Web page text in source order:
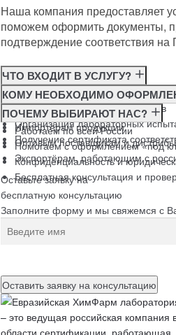
Наша компания предоставляет
поможем оформить документы,
подтверждение соответствия
ЧТО ВХОДИТ В УСЛУГУ?
Консультация по требованиям
Подготовка и подача документов
Организация лабораторных
Получение сертификата
КОМУ НЕОБХОДИМО
Производителям
Импортёрам продукции
Оптовым поставщикам и
Экспортёрам, работающим с
ПОЧЕМУ ВЫБИРАЮТ НАС?
Работаем по всей России
Помогаем с оформлением «под
Конфиденциальность и
Бесплатная консультация и
Оставьте заявку на
бесплатную консультацию
Заполните форму и мы свяжемся с